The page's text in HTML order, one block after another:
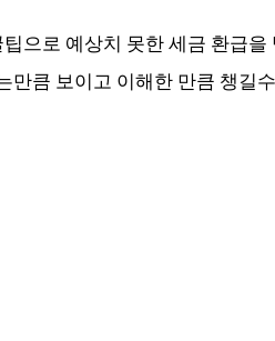
으로 예상치 못한 세금 환급을
만큼 보이고 이해한 만큼 챙길수